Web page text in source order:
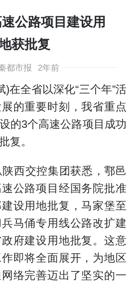
公路项目建设用
获批复
都市报 2年前
在全省以深化“三个年”活
的重要时刻，我省重点
的3个高速公路项目成功
复。
西交控集团获悉，鄠邑
公路项目经国务院批准
设用地批复，马家堡至
马俑专用线公路改扩建
府建设用地批复。这意
即将全面展开，为地区
络完善迈出了坚实的一